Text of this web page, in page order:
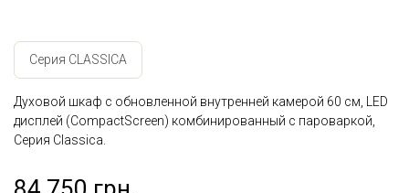
Серия CLASSICA
Духовой шкаф с обновленной внутренней камерой 60 см, LED
дисплей (CompactScreen) комбинированный с пароваркой,
Серия Classica.